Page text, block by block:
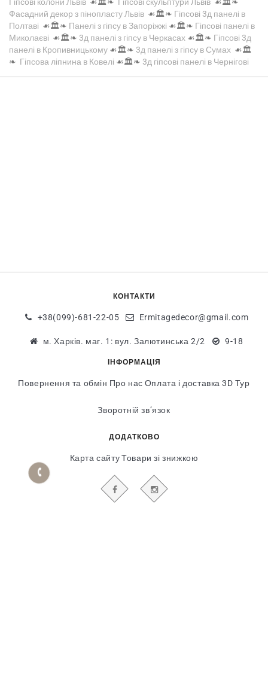
Фасадний декор з пінопласту Львів ☙🏛️❧ Гіпсові 3д панелі в
Полтаві ☙🏛️❧ Панелі з гіпсу в Запоріжжі ☙🏛️❧ Гіпсові панелі в
Миколаєві ☙🏛️❧ 3д панелі з гіпсу в Черкасах ☙🏛️❧ Гіпсові 3д
панелі в Кропивницькому ☙🏛️❧ 3д панелі з гіпсу в Сумах ☙🏛️
❧ Гіпсова ліпнина в Ковелі ☙🏛️❧ 3д гіпсові панелі в Чернігові
КОНТАКТИ
+38(099)-681-22-05 Ermitagedecor@gmail.com
м. Харків. маг. 1: вул. Залютинська 2/2 9-18
ІНФОРМАЦІЯ
Повернення та обмін Про нас Оплата і доставка 3D Тур
Зворотній зв’язок
ДОДАТКОВО
Карта сайту Товари зі знижкою